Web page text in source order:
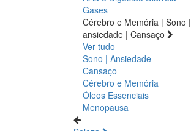
Gases
Cérebro e Memória | Sono |
ansiedade | Cansaço
Ver tudo
Sono | Ansiedade
Cansaço
Cérebro e Memória
Óleos Essenciais
Menopausa